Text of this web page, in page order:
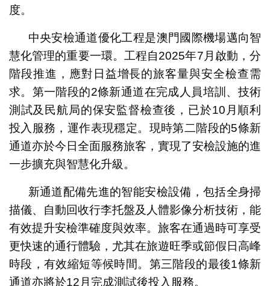
度。
中央安檢通道優化工程是澳門國際機場邁向智
慧化管理的重要一環。工程自2025年7月啟動，分
階段推進，應對日益增長的旅客量與安全檢查需
求。第一階段的2條新通道在完成人員培訓、技術
測試及民航局的保安監督檢查後，已於10月順利
投入服務，運作表現穩定。現時第二階段的5條新
通道亦於今日全面服務旅客，實現了安檢設施的進
一步擴充與智慧化升級。
新通道配備先進的智能安檢設備，包括全身掃
描儀、自動回收行李托盤及人體影像分析技術，能
有效提升安檢準確度與效率。旅客在通過時可享受
更快速的通行體驗，尤其在旅遊旺季或節假日高峰
時段，有效縮短等候時間。第三階段的最後1條新
通道亦將於12月完成測試後投入服務。